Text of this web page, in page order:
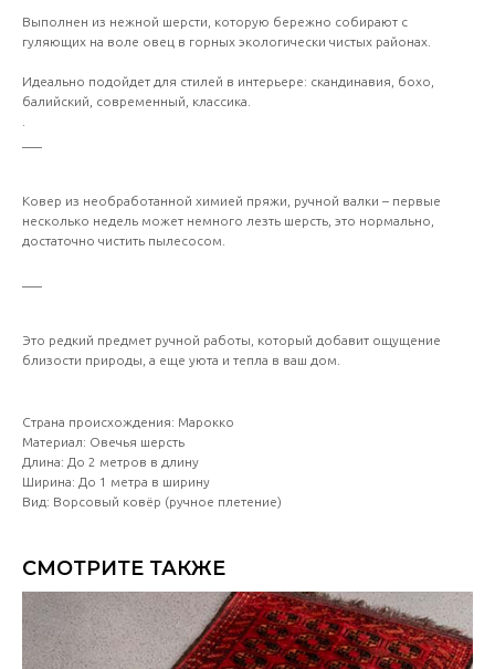
Выполнен из нежной шерсти, которую бережно собирают с
гуляющих на воле овец в горных экологически чистых районах.
Идеально подойдет для стилей в интерьере: скандинавия, бохо,
балийский, современный, классика.
Ковер из необработанной химией пряжи, ручной валки – первые
несколько недель может немного лезть шерсть, это нормально,
достаточно чистить пылесосом.
Это редкий предмет ручной работы, который добавит ощущение
близости природы, а еще уюта и тепла в ваш дом.
Страна происхождения: Марокко
Материал: Овечья шерсть
Длина: До 2 метров в длину
Ширина: До 1 метра в ширину
Вид: Ворсовый ковёр (ручное плетение)
СМОТРИТЕ ТАКЖЕ